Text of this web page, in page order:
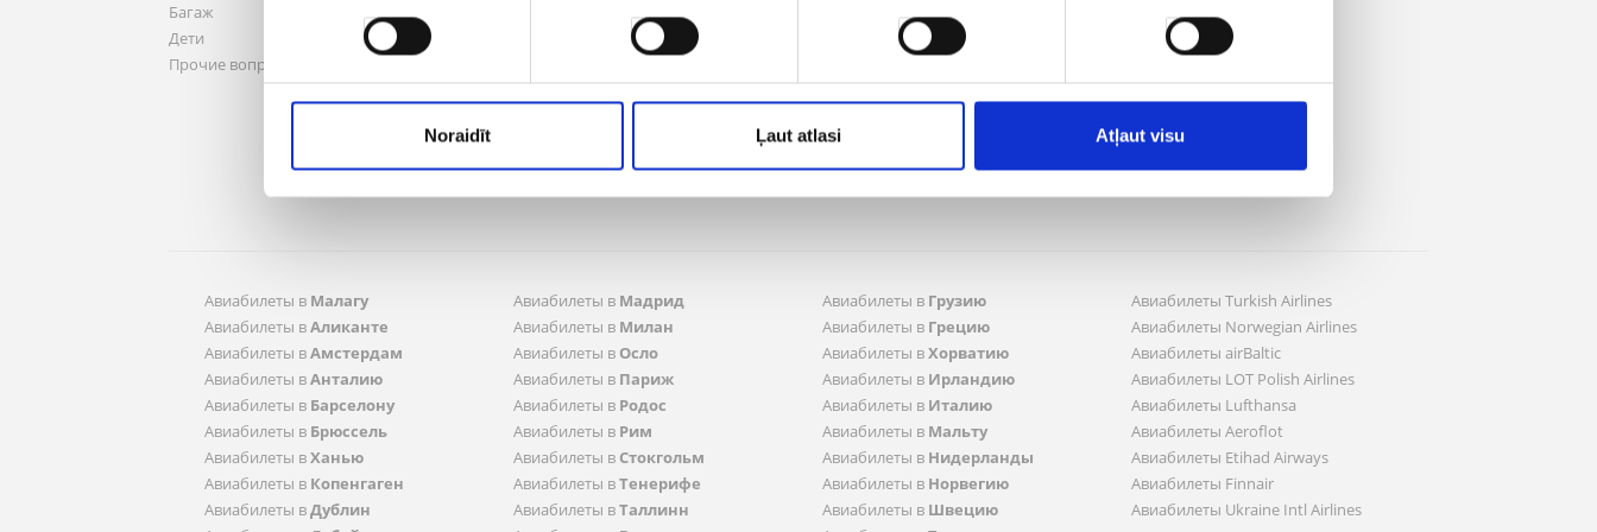
Noraidīt Ļaut atlasi Atļaut visu
Багаж
Дети
Прочие вопросы
Логотипы и контакты для прессы
Политика приватности в отношении
Присоединяйтесь
Aвиабилеты в Малагу
Aвиабилеты вАликанте
Aвиабилеты вАмстердам
Aвиабилеты вАнталию
Aвиабилеты в Барселону
Aвиабилеты в Брюссель
Aвиабилеты вХанью
Aвиабилеты в Копенгаген
Aвиабилеты вДублин
Aвиабилеты в Мадрид
Aвиабилеты в Милан
Aвиабилеты в Осло
Aвиабилеты в Париж
Aвиабилеты в Родос
Aвиабилеты в Рим
Aвиабилеты в Стокгольм
Aвиабилеты вТенерифе
Aвиабилеты вТаллинн
Aвиабилеты в Грузию
Aвиабилеты в Грецию
Aвиабилеты вХорватию
Aвиабилеты в Ирландию
Aвиабилеты в Италию
Aвиабилеты в Мальту
Aвиабилеты в Нидерланды
Aвиабилеты в Норвегию
Aвиабилеты в Швецию
Авиабилеты Turkish Airlines
Авиабилеты Norwegian Airlines
Авиабилеты airBaltic
Авиабилеты LOT Polish Airlines
Авиабилеты Lufthansa
Авиабилеты Aeroflot
Авиабилеты Etihad Airways
Авиабилеты Finnair
Авиабилеты Ukraine Intl Airlines